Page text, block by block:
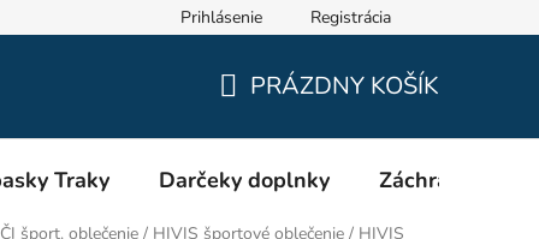
a výstroj pre hasičov RHEA SK Veľkostné tabuľky
Prihlásenie Registrácia
KOŠÍK
PRÁZDNY KOŠÍK
Traky Darčeky doplnky Záchranári
šport. oblečenie / HIVIS športové oblečenie / HIVIS